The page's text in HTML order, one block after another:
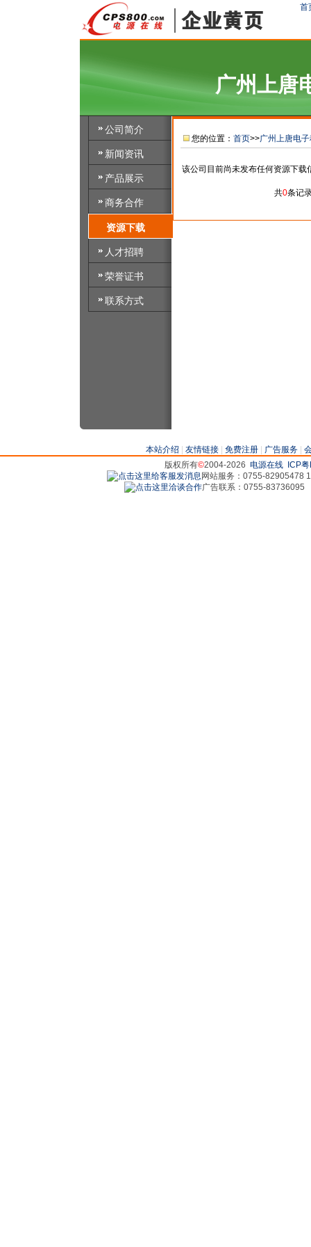
首
广州上唐
公司简介
新闻资讯
产品展示
商务合作
资源下载
人才招聘
荣誉证书
联系方式
您的位置： 首页>>广州上唐电
该公司目前尚未发布任何资源下载
共0条记
本站介绍 友情链接| 免费注册| 广告服务|
版权所有©2004-2026 电源在线
ICP
网站服务：0755-82905478
广告联系：0755-83736095